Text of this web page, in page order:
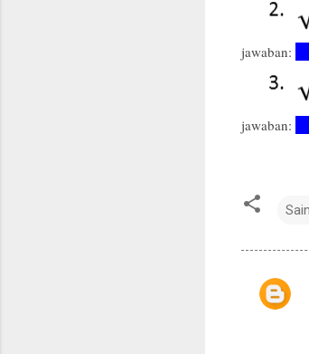
jawaban:
jawaban:
K